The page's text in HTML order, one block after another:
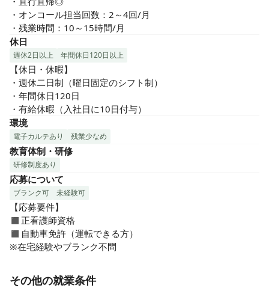
・オンコール担当回数：2～4回/月
・残業時間：10～15時間/月
休日
週休2日以上 年間休日120日以上
【休日・休暇】
・週休二日制（曜日固定のシフト制）
・年間休日120日
・有給休暇（入社日に10日付与）
環境
電子カルテあり 残業少なめ
教育体制・研修
研修制度あり
応募について
ブランク可 未経験可
【応募要件】
◼︎正看護師資格
◼︎自動車免許（運転できる方）
※在宅経験やブランク不問
その他の就業条件